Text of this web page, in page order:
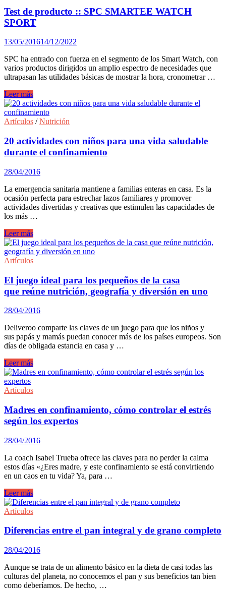
Éclat
Superbe
de
en
Vanitas
Espai
Test de producto :: SPC SMARTEE WATCH
SPORT
13/05/201614/12/2022
SPC ha entrado con fuerza en el segmento de los Smart Watch, con
varios productos dirigidos un amplio espectro de necesidades que
ultrapasan las utilidades básicas de mostrar la hora, cronometrar …
Test
de
producto
::
SMARTEE
WATCH
SPORT
Leer más
Artículos /Nutrición
20 actividades con niños para una vida saludable
durante el confinamiento
28/04/2016
La emergencia sanitaria mantiene a familias enteras en casa. Es la
ocasión perfecta para estrechar lazos familiares y promover
actividades divertidas y creativas que estimulen las capacidades de
los más …
20
actividades
con
niños
una
vida
saludable
el
confinamiento
Leer más
Artículos
El juego ideal para los pequeños de la casa
que reúne nutrición, geografía y diversión en uno
28/04/2016
Deliveroo comparte las claves de un juego para que los niños y
sus papás y mamás puedan conocer más de los países europeos. Son
días de obligada estancia en casa y …
El
juego
ideal
para
pequeños
de
la
que reúne
nutrición,
geografía
y
diversión
en
uno
Leer más
Artículos
Madres en confinamiento, cómo controlar el estrés
según los expertos
28/04/2016
La coach Isabel Trueba ofrece las claves para no perder la calma
estos días «¿Eres madre, y este confinamiento se está convirtiendo
en un caos en tu vida? Ya, para …
Madres
en
confinamiento,
controlar
estrés
según
los
expertos
Leer más
Artículos
Diferencias entre el pan integral y de grano completo
28/04/2016
Aunque se trata de un alimento básico en la dieta de casi todas las
culturas del planeta, no conocemos el pan y sus beneficios tan bien
como deberíamos. De hecho, …